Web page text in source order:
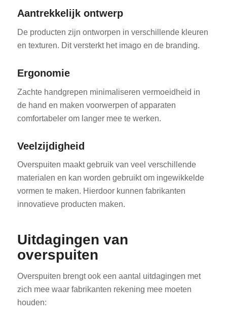
Aantrekkelijk ontwerp
De producten zijn ontworpen in verschillende kleuren
en texturen. Dit versterkt het imago en de branding.
Ergonomie
Zachte handgrepen minimaliseren vermoeidheid in
de hand en maken voorwerpen of apparaten
comfortabeler om langer mee te werken.
Veelzijdigheid
Overspuiten maakt gebruik van veel verschillende
materialen en kan worden gebruikt om ingewikkelde
vormen te maken. Hierdoor kunnen fabrikanten
innovatieve producten maken.
Uitdagingen van
overspuiten
Overspuiten brengt ook een aantal uitdagingen met
zich mee waar fabrikanten rekening mee moeten
houden: